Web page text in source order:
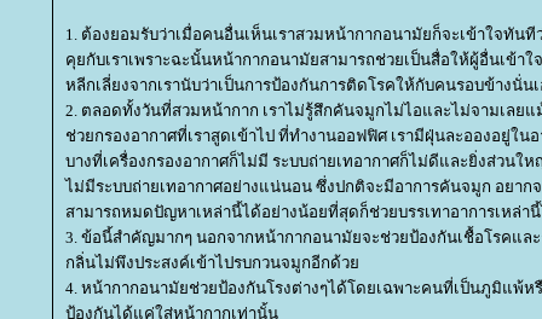
1. ต้องยอมรับว่าเมื่อคนอื่นเห็นเราสวมหน้ากากอนามัยก็จะเข้าใจทันที
คุยกับเราเพราะฉะนั้นหน้ากากอนามัยสามารถช่วยเป็นสื่อให้ผู้อื่นเข้าใ
หลีกเลี่ยงจากเรานับว่าเป็นการป้องกันการติดโรคให้กับคนรอบข้างนั่น
2. ตลอดทั้งวันที่สวมหน้ากาก เราไม่รู้สึกคันจมูกไม่ไอและไม่จามเลยแ
ช่วยกรองอากาศที่เราสูดเข้าไป ที่ทำงานออฟฟิศ เรามีฝุ่นละอองอยู่ใน
บางที่เครื่องกรองอากาศก็ไม่มี ระบบถ่ายเทอากาศก็ไม่ดีและยิ่งส่วนใ
ไม่มีระบบถ่ายเทอากาศอย่างแน่นอน ซึ่งปกติจะมีอาการคันจมูก อยาก
สามารถหมดปัญหาเหล่านี้ได้อย่างน้อยที่สุดก็ช่วยบรรเทาอาการเหล่า
3. ข้อนี้สำคัญมากๆ นอกจากหน้ากากอนามัยจะช่วยป้องกันเชื้อโรคแล
กลิ่นไม่พึงประสงค์เข้าไปรบกวนจมูกอีกด้ว
4. หน้ากากอนามัยช่วยป้องกันโรงต่างๆได้โดยเฉพาะคนที่เป็นภูมิแพ้ห
ป้องกันได้แค่ใส่หน้ากากเท่านั้น